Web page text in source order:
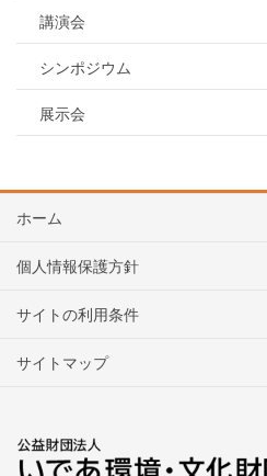
講演会
シンポジウム
展示会
ホーム
個人情報保護方針
サイトの利用条件
サイトマップ